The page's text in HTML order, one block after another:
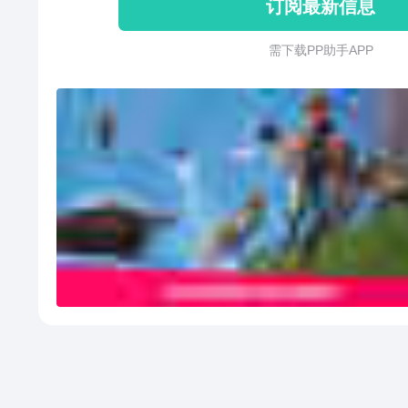
订阅最新信息
需 下 载 P P 助 手 A P P